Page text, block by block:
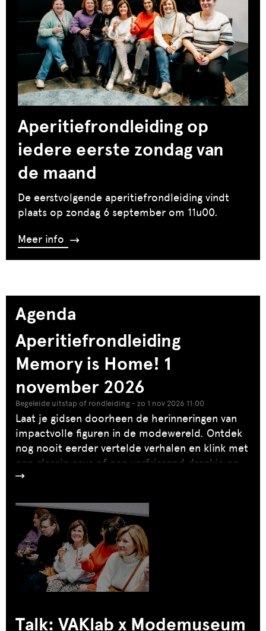
Aperitiefrondleiding op
iedere eerste zondag van
de maand
De eerstvolgende aperitiefrondleiding vindt
plaats op zondag 6 september om 11u00.
Meer info
Agenda
Aperitiefrondleiding
Memory is Home! 1
november 2026
Begeleide uitstap of rondleiding - zo 1 nov 2026 11:00
Laat je gidsen doorheen de herinneringen van
impactvolle figuren in de modewereld. Ontdek
nog nooit eerder vertelde verhalen en klink met
een glaasje cava of een verfrissend drankje op
de kracht van spontane ontmoetingen.
Talk: VAKlab x Modemuseum